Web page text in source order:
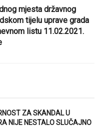
mjesta državnog
tijelu uprave grada
listu 11.02.2021.
ZA SKANDAL U
NIJE NESTALO SLUČAJNO